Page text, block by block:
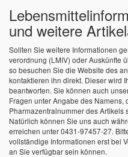
und weitere
Sollten Sie weitere Informationen
verordnung (LMIV) oder Auskünfte
so besuchen Sie die Website des
kontaktieren ihn direkt. Dieser wird
beantworten. Sie können auch
Fragen unter Angabe des Namens,
Pharmazentralnummer des
Natürlich können Sie uns auch
erreichen unter 0431-97457-27.
vollständige Informationen erst bei
an Sie verfügbar sein können.